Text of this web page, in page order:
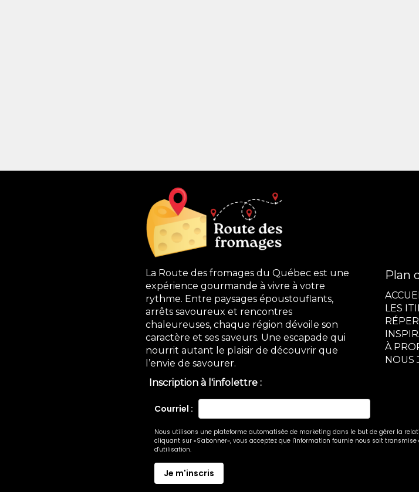
Courriel :
Nous utilisons une plateforme automatisée de marketing dans le but de gérer la
cliquant sur «S'abonner», vous acceptez que l'information fournie nous soit
d'utilisation.
La Route des fromages du Québec est une
expérience gourmande à vivre à votre
rythme. Entre paysages époustouflants,
arrêts savoureux et rencontres
chaleureuses, chaque région dévoile son
caractère et ses saveurs. Une escapade qui
nourrit autant le plaisir de découvrir que
l’envie de savourer.
Inscription à l'infolettre :
Plan
LES
À
NOUS